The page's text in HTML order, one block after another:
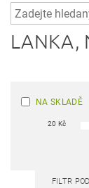
LANKA,
NA SKLADĚ
20 Kč
FILTR